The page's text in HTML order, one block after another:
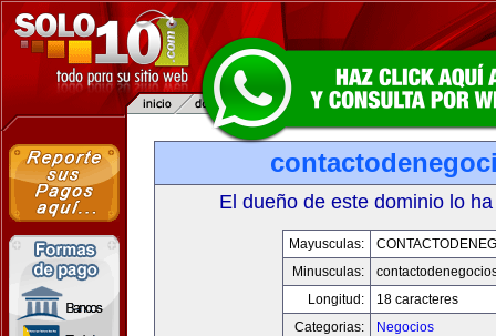
El dueño de este dominio lo
Mayusculas:
Minusculas:
Longitud:
18 caracteres
Categorias:
Negocios